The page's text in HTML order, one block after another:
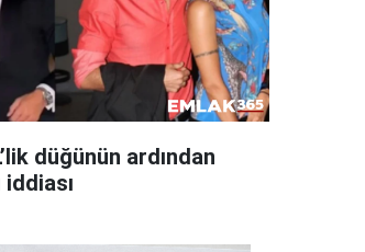
düğünün ardından